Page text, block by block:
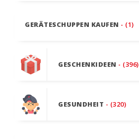
GERÄTESCHUPPEN KAUFEN - (1)
GESCHENKIDEEN - (396)
GESUNDHEIT - (320)